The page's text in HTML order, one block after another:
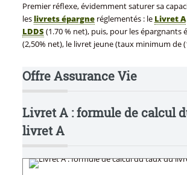
Premier réflexe, évidemment saturer sa
leslivrets épargneréglementés : le Livret A
LDDS (1.70 % net), puis, pour les épargnants
(2,50% net), le livret jeune (taux minimum de
Offre Assurance Vie
Livret A : formule de calcul
livret A